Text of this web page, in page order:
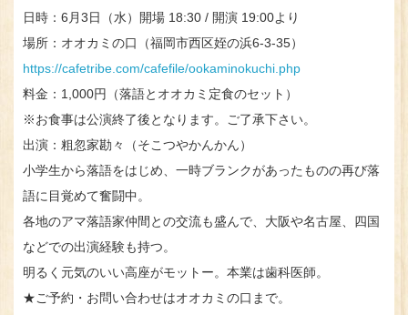
日時：6月3日（水）開場 18:30 / 開演 19:00より
場所：オオカミの口（福岡市西区姪の浜6-3-35）
https://cafetribe.com/cafefile/ookaminokuchi.php
料金：1,000円（落語とオオカミ定食のセット）
※お食事は公演終了後となります。ご了承下さい。
出演：粗忽家勘々（そこつやかんかん）
小学生から落語をはじめ、一時ブランクがあったものの再び落
語に目覚めて奮闘中。
各地のアマ落語家仲間との交流も盛んで、大阪や名古屋、四国
などでの出演経験も持つ。
明るく元気のいい高座がモットー。本業は歯科医師。
★ご予約・お問い合わせはオオカミの口まで。